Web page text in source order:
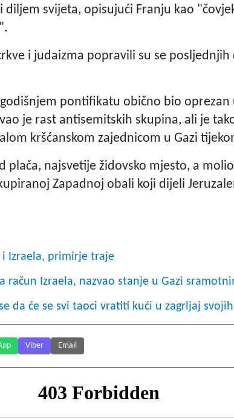
diljem svijeta, opisujući Franju kao
i judaizma popravili su se posljednjih
pontifikatu obično bio oprezan
je rast antisemitskih skupina, ali je
kršćanskom zajednicom u Gazi
plača, najsvetije židovsko mjesto, a
Zapadnoj obali koji dijeli
i Izraela, primirje traje
račun Izraela, nazvao stanje u Gazi
da će se svi taoci vratiti kući u zagrljaj
Viber Email